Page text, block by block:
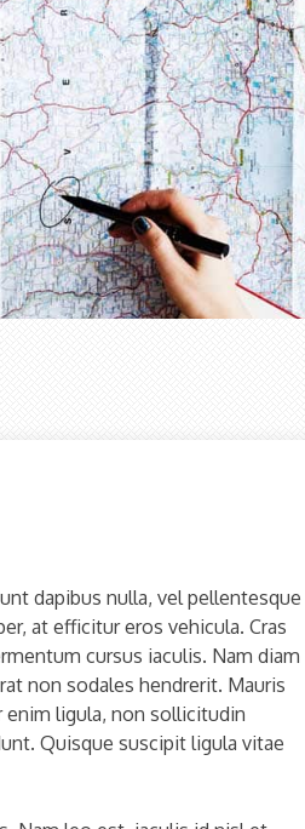
dapibus nulla, vel pellentesque
at efficitur eros vehicula. Cras
cursus iaculis. Nam diam
non sodales hendrerit. Mauris
enim ligula, non sollicitudin
Quisque suscipit ligula vitae